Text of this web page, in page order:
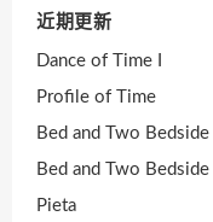
近期更新
Dance of Time I
Profile of Time
Bed and Two Bedside
Bed and Two Bedside
Pieta